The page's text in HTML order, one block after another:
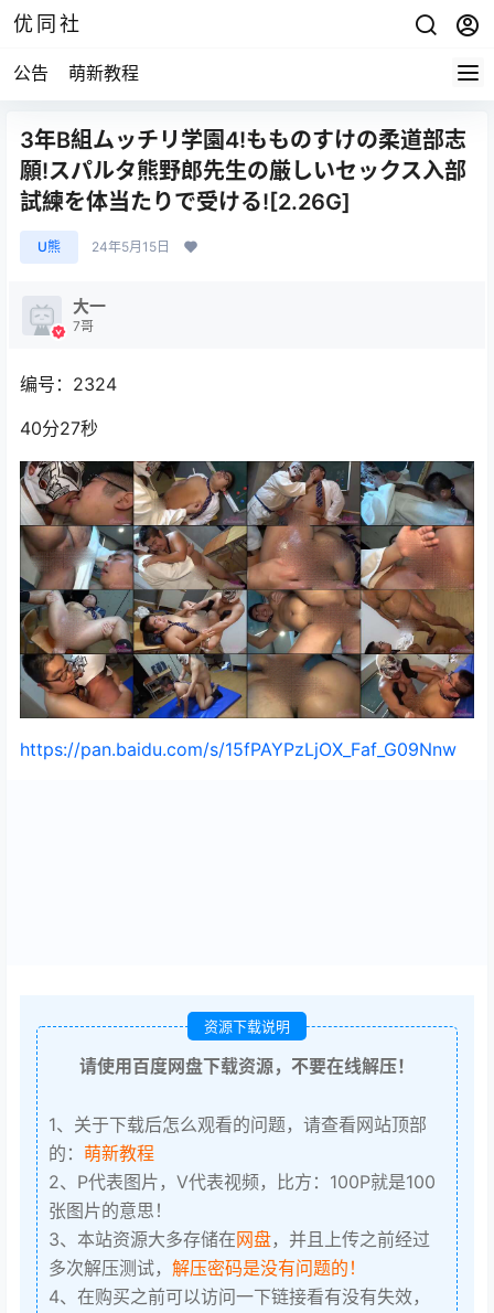
优同社
公告 萌新教程
3年B組ムッチリ学園4!もものすけの柔道部志
願!スパルタ熊野郎先生の厳しいセックス入部
試練を体当たりで受ける![2.26G]
U熊 24年5月15日
大一
7哥
编号：2324
40分27秒
https://pan.baidu.com/s/15fPAYPzLjOX_Faf_G09Nnw
资源下载说明
请使用百度网盘下载资源，不要在线解压！
1、关于下载后怎么观看的问题，请查看网站顶部
的： 萌新教程
2、P代表图片，V代表视频，比方：100P就是100
张图片的意思！
3、本站资源大多存储在网盘，并且上传之前经过
多次解压测试， 解压密码是没有问题的！
4、在购买之前可以访问一下链接看有没有失效，